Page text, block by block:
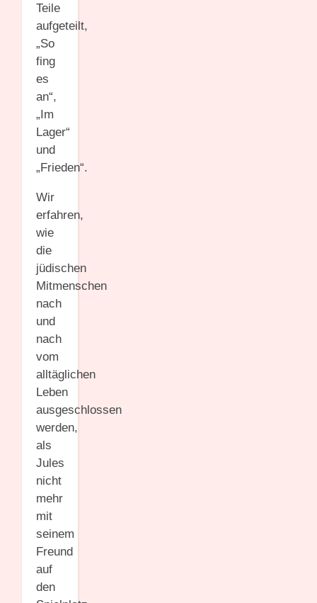
Teile
aufgeteilt,
„So
fing
es
an“,
„Im
Lager“
und
„Frieden“.
Wir
erfahren,
wie
die
jüdischen
Mitmenschen
nach
und
nach
vom
alltäglichen
Leben
ausgeschlossen
werden,
als
Jules
nicht
mehr
mit
seinem
Freund
auf
den